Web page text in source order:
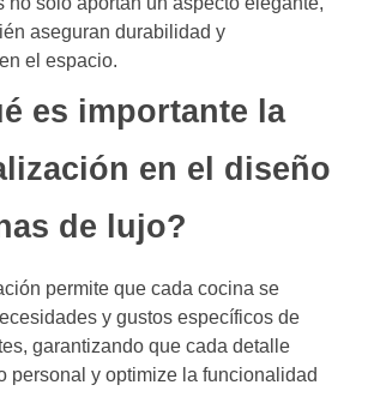
aseguran durabilidad y
el espacio.
es importante la
en el diseño
de lujo?
permite que cada cocina se
y gustos específicos de
garantizando que cada detalle
personal y optimize la funcionalidad